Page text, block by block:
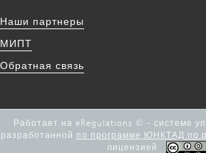
Наши партнеры
МИПТ
Обратная связь
Работает на eRegulations © - системе
разработанной по программе ЮНКТАД по
лицензией